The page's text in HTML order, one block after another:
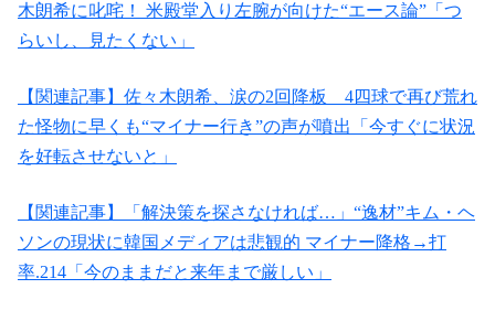
木朗希に叱咤！ 米殿堂入り左腕が向けた“エース論”「つ
らいし、見たくない」
【関連記事】佐々木朗希、涙の2回降板 4四球で再び荒れ
た怪物に早くも“マイナー行き”の声が噴出「今すぐに状況
を好転させないと」
【関連記事】「解決策を探さなければ…」“逸材”キム・ヘ
ソンの現状に韓国メディアは悲観的 マイナー降格→打
率.214「今のままだと来年まで厳しい」